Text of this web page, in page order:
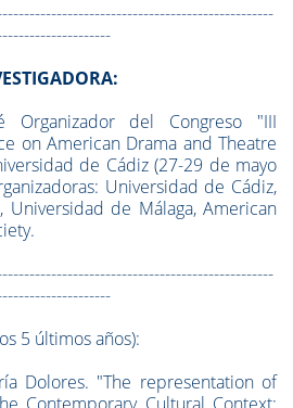
Organizador del Congreso "III
on American Drama and Theatre
de Cádiz (27-29 de mayo
Universidad de Cádiz,
Universidad de Málaga, American
5 últimos años):
Dolores. "The representation of